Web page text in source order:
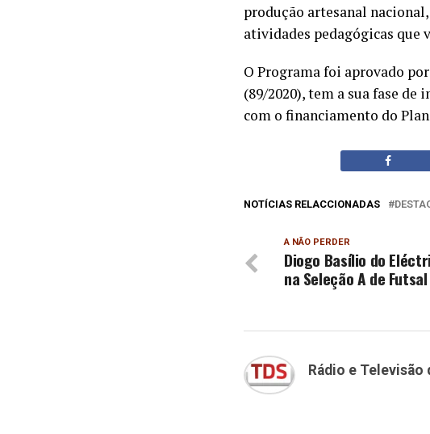
produção artesanal
atividades pedagógicas que
O Programa foi aprovado
(89/2020), tem a sua fase
com o financiamento do
NOTÍCIAS RELACCIONADAS
A NÃO PERDER
Diogo Basílio do
na Seleção A de Futsal
Rádio e Televisão